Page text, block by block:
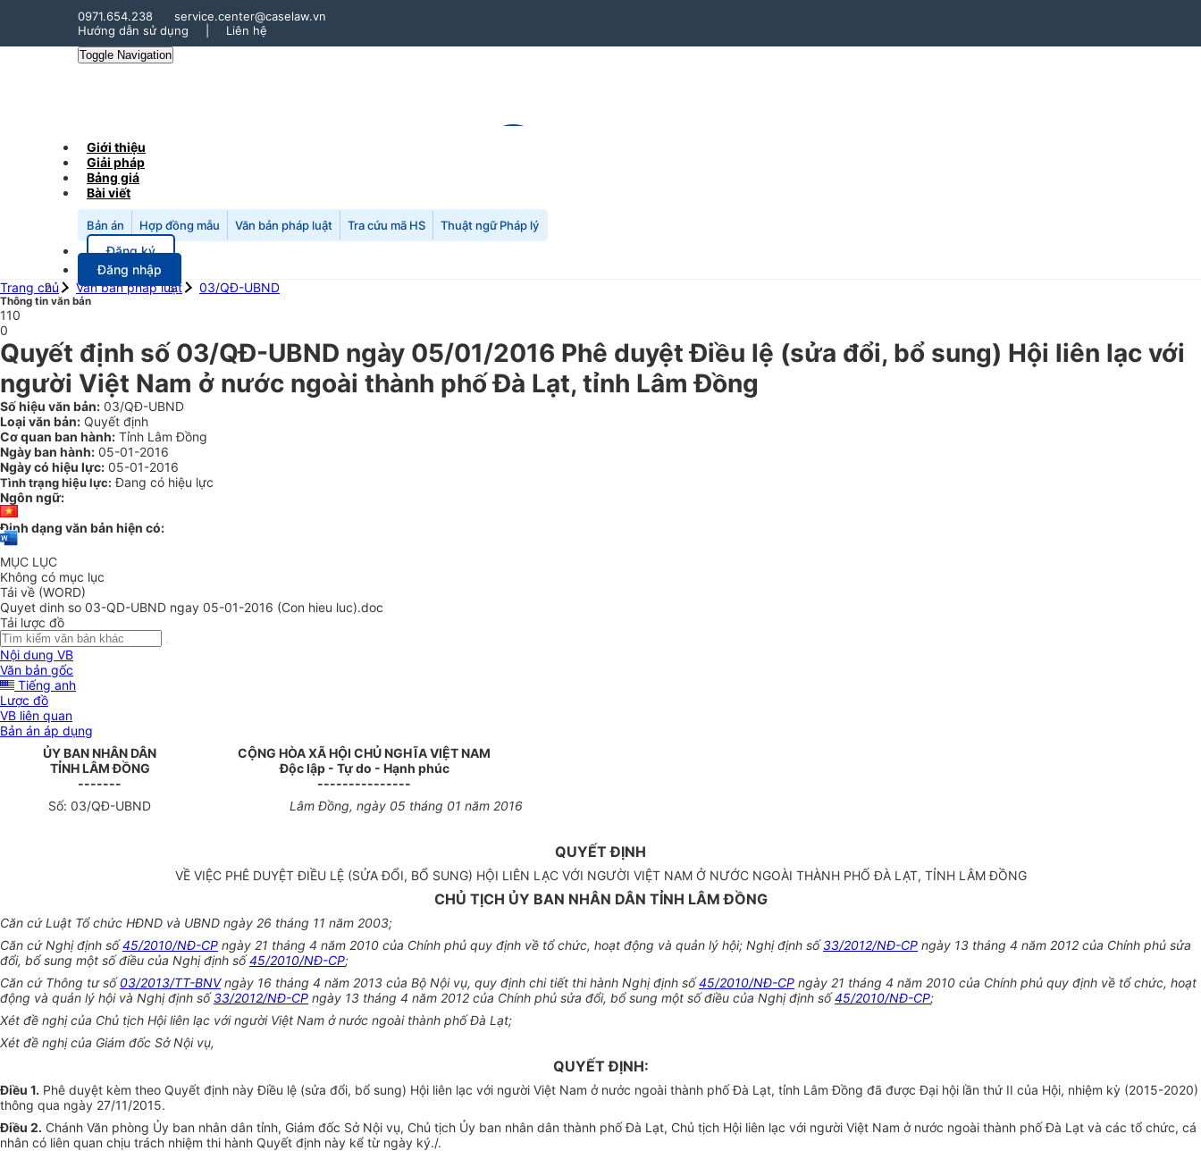
0971.654.238
service.center@caselaw.vn
Hướng dẫn sử dụng
Liên hệ
Toggle Navigation
Giới thiệu
Giải pháp
Bảng giá
Bài viết
Bản án Hợp đồng mẫu Văn bản pháp luật Tra cứu mã HS Thuật ngữ Pháp lý
Đăng ký
Đăng nhập
Trang chủ
Văn bản pháp luật 03/QĐ-UBND
Thông tin văn bản
110
0
Quyết định số 03/QĐ-UBND ngày 05/01/2016 Phê duyệt Điều lệ (sửa đổi, bổ sung) Hội liên lạc với
người Việt Nam ở nước ngoài thành phố Đà Lạt, tỉnh Lâm Đồng
Số hiệu văn bản: 03/QĐ-UBND
Loại văn bản: Quyết định
Cơ quan ban hành: Tỉnh Lâm Đồng
Ngày ban hành: 05-01-2016
Ngày có hiệu lực: 05-01-2016
Tình trạng hiệu lực: Đang có hiệu lực
Ngôn ngữ:
Định dạng văn bản hiện có:
MỤC LỤC
Không có mục lục
Tải về (WORD)
Quyet dinh so 03-QD-UBND ngay 05-01-2016 (Con hieu luc).doc
Tải lược đồ
Nội dung VB
Văn bản gốc
Tiếng anh
Lược đồ
VB liên quan
Bản án áp dụng
ỦY BAN NHÂN DÂN
TỈNH LÂM ĐỒNG
-------
CỘNG HÒA XÃ HỘI CHỦ NGHĨA VIỆT NAM
Độc lập - Tự do - Hạnh phúc
---------------
Số: 03/QĐ-UBND Lâm Đồng, ngày 05 tháng 01 năm 2016
QUYẾT ĐỊNH
VỀ VIỆC PHÊ DUYỆT ĐIỀU LỆ (SỬA ĐỔI, BỔ SUNG) HỘI LIÊN LẠC VỚI NGƯỜI VIỆT NAM Ở NƯỚC NGOÀI THÀNH PHỐ ĐÀ LẠT, TỈNH LÂM ĐỒNG
CHỦ TỊCH ỦY BAN NHÂN DÂN TỈNH LÂM ĐỒNG
Căn cứ Luật Tổ chức HĐND và UBND ngày 26 tháng 11 năm 2003;
Căn cứ Nghị định số45/2010/NĐ-CP ngày 21 tháng 4 năm 2010 của Chính phủ quy định về tổ chức, hoạt động và quản lý hội; Nghị định số33/2012/NĐ-CP ngày 13 tháng 4 năm 2012 của Chính phủ sửa
đổi, bổ sung một số điều của Nghị định số45/2010/NĐ-CP;
Căn cứ Thông tư số03/2013/TT-BNVngày 16 tháng 4 năm 2013 của Bộ Nội vụ, quy định chi tiết thi hành Nghị định số45/2010/NĐ-CP ngày 21 tháng 4 năm 2010 của Chính phủ quy định về tổ chức, hoạt
động và quản lý hội và Nghị định số33/2012/NĐ-CP ngày 13 tháng 4 năm 2012 của Chính phủ sửa đổi, bổ sung một số điều của Nghị định số45/2010/NĐ-CP;
Xét đề nghị của Chủ tịch Hội liên lạc với người Việt Nam ở nước ngoài thành phố Đà Lạt;
Xét đề nghị của Giám đốc Sở Nội vụ,
QUYẾT ĐỊNH:
Điều 1. Phê duyệt kèm theo Quyết định này Điều lệ (sửa đổi, bổ sung) Hội liên lạc với người Việt Nam ở nước ngoài thành phố Đà Lạt, tỉnh Lâm Đồng đã được Đại hội lần thứ II của Hội, nhiệm kỳ (2015-2020)
thông qua ngày 27/11/2015.
Điều 2. Chánh Văn phòng Ủy ban nhân dân tỉnh, Giám đốc Sở Nội vụ, Chủ tịch Ủy ban nhân dân thành phố Đà Lạt, Chủ tịch Hội liên lạc với người Việt Nam ở nước ngoài thành phố Đà Lạt và các tổ chức, cá
nhân có liên quan chịu trách nhiệm thi hành Quyết định này kể từ ngày ký./.